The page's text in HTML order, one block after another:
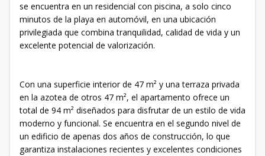
se encuentra en un residencial con piscina, a solo cinco
minutos de la playa en automóvil, en una ubicación
privilegiada que combina tranquilidad, calidad de vida y un
excelente potencial de valorización.
Con una superficie interior de 47 m² y una terraza privada
en la azotea de otros 47 m², el apartamento ofrece un
total de 94 m² diseñados para disfrutar de un estilo de vida
moderno y funcional. Se encuentra en el segundo nivel de
un edificio de apenas dos años de construcción, lo que
garantiza instalaciones recientes y excelentes condiciones